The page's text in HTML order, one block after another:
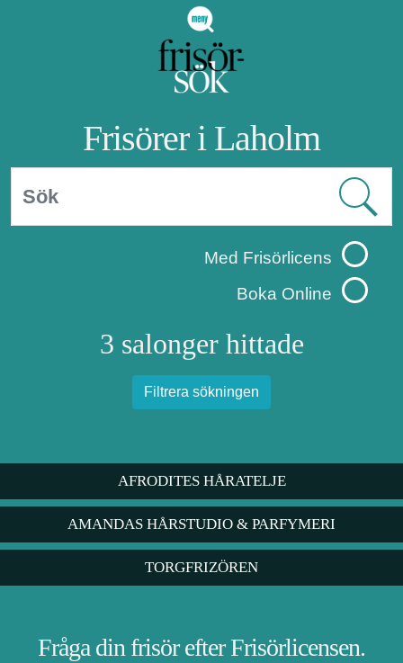
Frisörer i Laholm
Med Frisörlicens
Boka Online
3 salonger hittade
Filtrera sökningen
AFRODITES HÅRATELJE
AMANDAS HÅRSTUDIO & PARFYMERI
TORGFRIZÖREN
Fråga din frisör efter Frisörlicensen.